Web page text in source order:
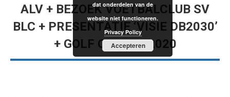
ALV + BEZOEK VOETBALCLUB SV
BLC + PRESENTATIE ‘VISIE DB2030’
+ GOLF OP 31-3-2020
dat onderdelen van de
website niet functioneren.
Privacy Policy
Accepteren